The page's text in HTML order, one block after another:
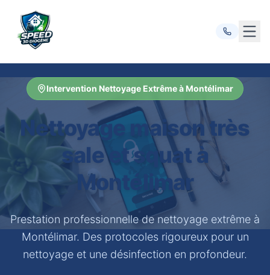
Intervention Nettoyage Extrême à Montélimar
Nettoyage maison très
sale et squat à
Montélimar
Prestation professionnelle de nettoyage extrême à
Montélimar. Des protocoles rigoureux pour un
nettoyage et une désinfection en profondeur.